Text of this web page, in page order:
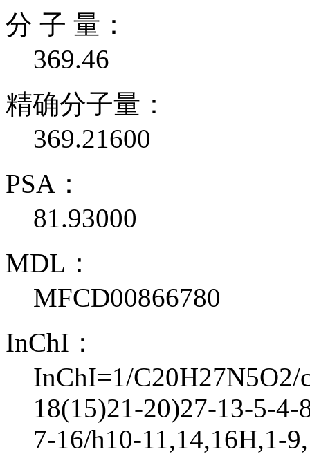
分 子 量：
369.46
精确分子量：
369.21600
PSA：
81.93000
MDL：
MFCD00866780
InChI：
InChI=1/C20H27N5O2/
18(15)21-20)27-13-5-
7-16/h10-11,14,16H,1-